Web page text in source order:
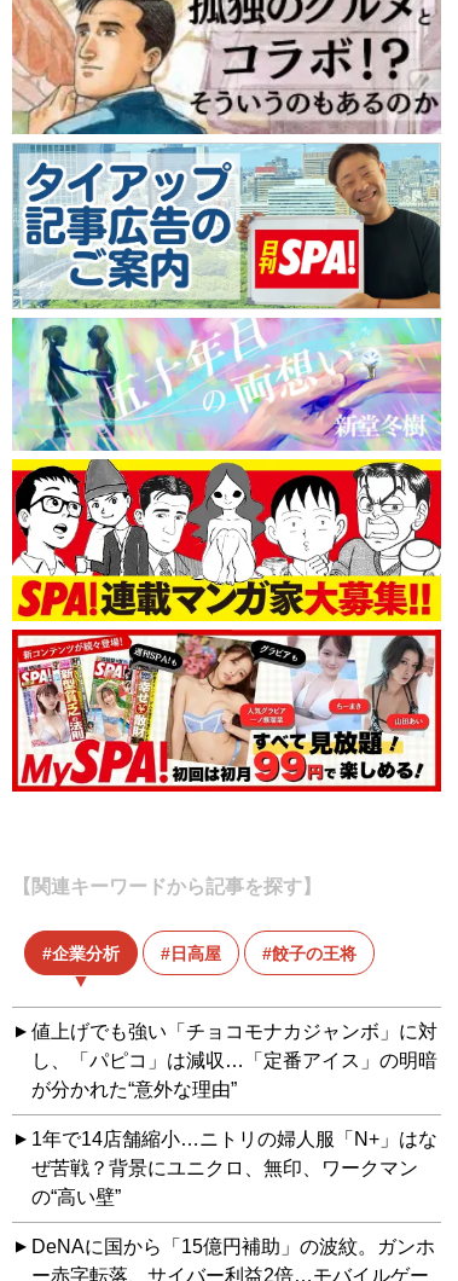
【関連キーワードから記事を探す】
企業分析 日高屋 餃子の王将
値上げでも強い「チョコモナカジャンボ」に対
し、「パピコ」は減収…「定番アイス」の明暗
が分かれた“意外な理由”
1年で14店舗縮小…ニトリの婦人服「N+」はな
ぜ苦戦？背景にユニクロ、無印、ワークマン
の“高い壁”
DeNAに国から「15億円補助」の波紋。ガンホ
ー赤字転落、サイバー利益2倍…モバイルゲー